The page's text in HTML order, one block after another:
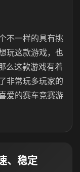
不一样的具有挑
玩这款游戏，也
么这款游戏有着
非常玩多玩家的
爱的赛车竞赛游
、稳定